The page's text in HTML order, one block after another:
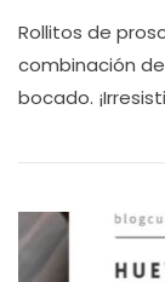
Rollitos de
combinación
bocado.